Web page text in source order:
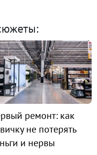
ремонт: как
не потерять
и нервы